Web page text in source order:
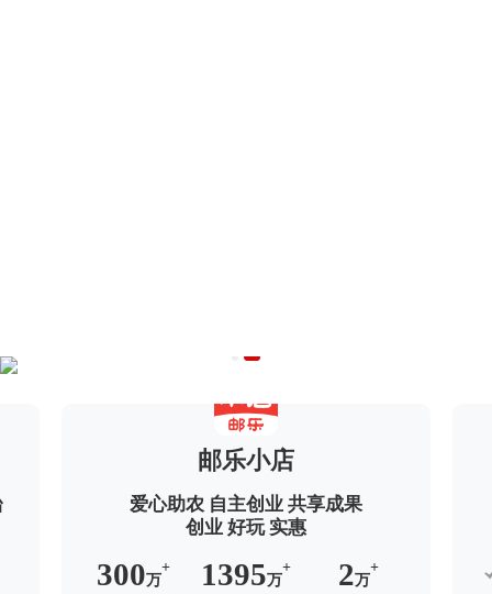
邮乐小店
爱心助农 自主创业 共享成果
创业 好玩 实惠
300万
+ 1395万
+ 2万
+